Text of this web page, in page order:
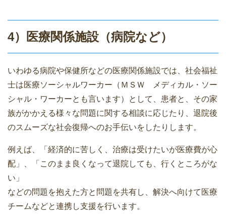
4）医療関係施設（病院など）
いわゆる病院や保健所などの医療関係施設では、社会福祉
士は医療ソーシャルワーカー（ＭＳＷ メディカル・ソー
シャル・ワーカーとも言います）として、患者と、その家
族がかかえる様々な問題に関する相談に応じたり、退院後
のスムーズな社会復帰へのお手伝いをしたりします。
例えば、「経済的に苦しく、治療は受けたいが医療費が心
配」、「このまま良くなって退院しても、行くところがな
い」
などの問題を抱えた方と問題を共有し、解決へ向けて医療
チームなどと連携し支援を行います。